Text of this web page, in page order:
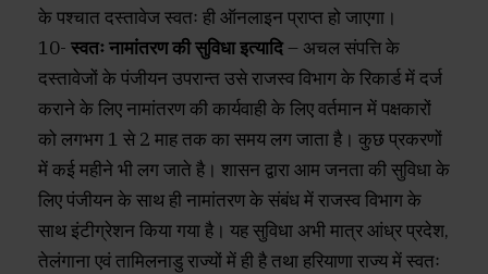
के पश्चात दस्तावेज स्वतः ही ऑनलाइन प्राप्त हो जाएगा।
10- स्वतः नामांतरण की सुविधा इत्यादि– अचल संपत्ति के
दस्तावेजों के पंजीयन उपरान्त उसे राजस्व विभाग के रिकार्ड में दर्ज
कराने के लिए नामांतरण की कार्यवाही के लिए वर्तमान में पक्षकारों
को लगभग 1 से 2 माह तक का समय लग जाता है। कुछ प्रकरणों
में कई महीने भी लग जाते है। शासन द्वारा आम जनता की सुविधा के
लिए पंजीयन के साथ ही नामांतरण के संबंध में राजस्व विभाग के
साथ इंटीग्रेशन किया गया है। यह सुविधा अभी मात्र आंध्र प्रदेश,
तेलंगाना एवं तामिलनाडु राज्यों में ही है तथा हरियाणा राज्य में स्वतः